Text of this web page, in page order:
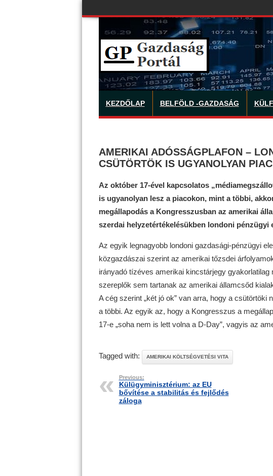
KEZDŐLAP BELFÖLD -GAZDASÁG
AMERIKAI ADÓSSÁGPLAFON –
CSÜTÖRTÖK IS UGYANOLYAN
Az október 17-ével kapcsolatos
is ugyanolyan lesz a piacokon, mint a többi,
megállapodás a Kongresszusban az amerikai
szerdai helyzetértékelésükben londoni pénzügyi
Az egyik legnagyobb londoni gazdasági-pénzügyi
közgazdászai szerint az amerikai tőzsdei
irányadó tízéves amerikai kincstárjegy
szereplők sem tartanak az amerikai államcsőd
A cég szerint „két jó ok” van arra, hogy a
a többi. Az egyik az, hogy a Kongresszus a
17-e „soha nem is lett volna a D-Day”, vagyis az
Tagged with: AMERIKAI KÖLTSÉGVETÉSI VITA
Previous:
Külügyminisztérium: az EU
bővítése a stabilitás és fejlődés
záloga